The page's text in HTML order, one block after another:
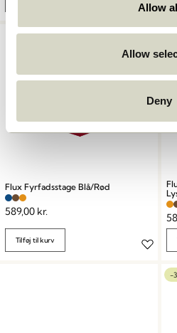
Allow
Allow
Deny
Flux Fyrfadsstage Blå/Rød
589,00 kr.
Tilføj til kurv
-